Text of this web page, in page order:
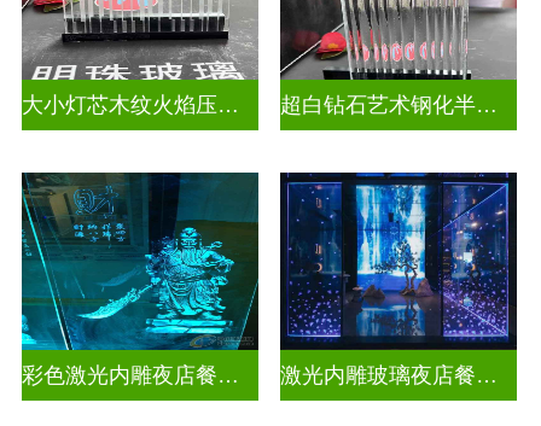
大小灯芯木纹火焰压花玻璃 超白钻石艺术钢化半透明压花玻璃
彩色激光内雕夜店餐厅装饰 激光内雕玻璃夜店餐厅装饰